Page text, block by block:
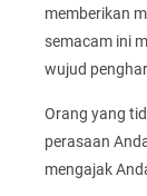
memberikan
semacam ini
wujud
Orang yang
perasaan
mengajak